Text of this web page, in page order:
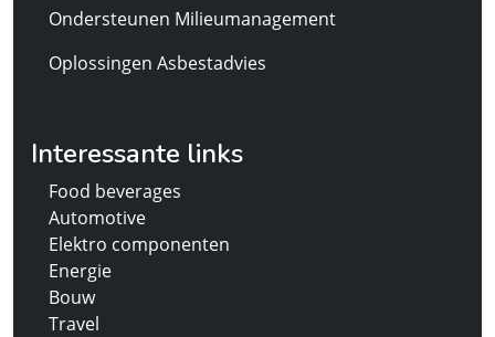
Ondersteunen Milieumanagement
Oplossingen Asbestadvies
Interessante links
Food beverages
Automotive
Elektro componenten
Energie
Bouw
Travel